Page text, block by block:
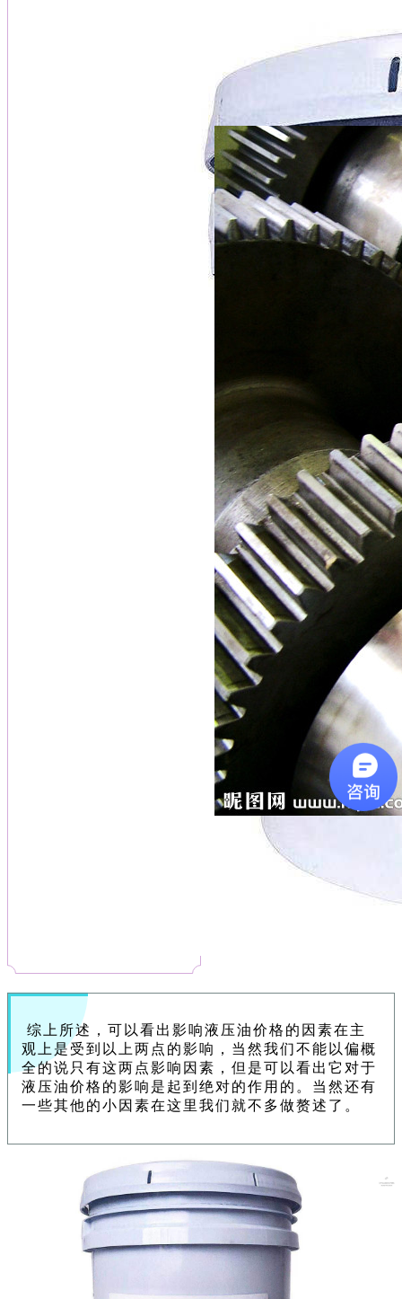
综上所述，可以看出影响液压油价格的因素在主
观上是受到以上两点的影响，当然我们不能以偏概
全的说只有这两点影响因素，但是可以看出它对于
液压油价格的影响是起到绝对的作用的。当然还有
一些其他的小因素在这里我们就不多做赘述了。